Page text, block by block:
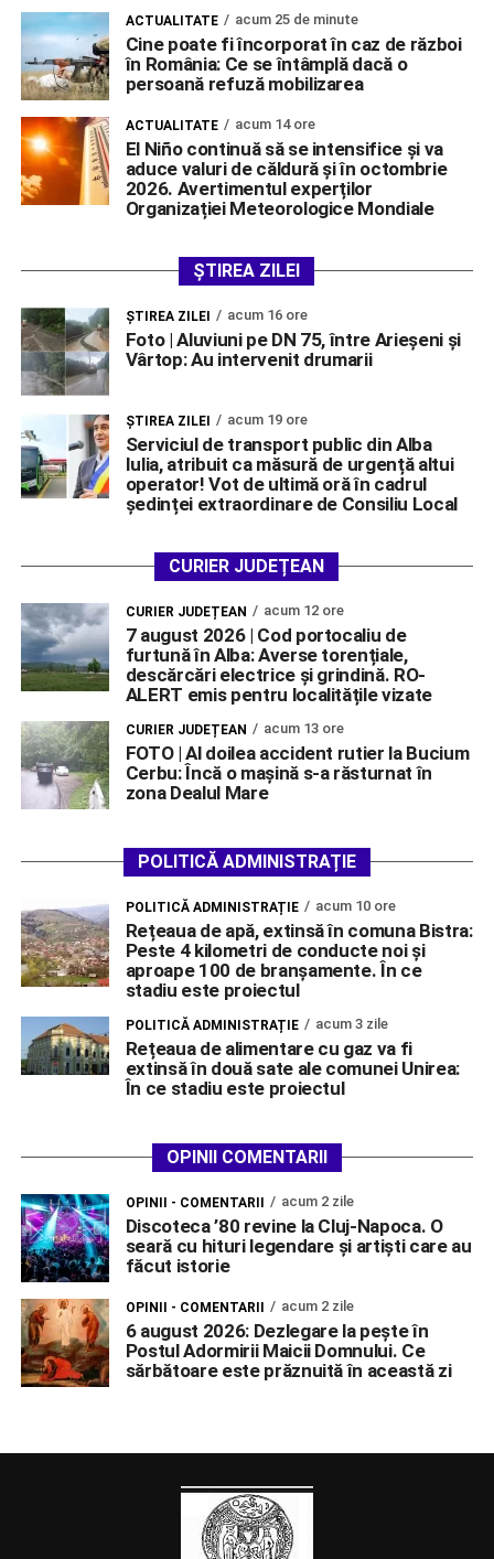
ACTUALITATE acum 25 de minute
Cine poate fi încorporat în caz de război
în România: Ce se întâmplă dacă o
persoană refuză mobilizarea
ACTUALITATE acum 14 ore
El Niño continuă să se intensifice și va
aduce valuri de căldură și în octombrie
2026. Avertimentul experților
Organizației Meteorologice Mondiale
ȘTIREA ZILEI
ŞTIREA ZILEI acum 16 ore
Foto | Aluviuni pe DN 75, între Arieșeni și
Vârtop: Au intervenit drumarii
ŞTIREA ZILEI acum 19 ore
Serviciul de transport public din Alba
Iulia, atribuit ca măsură de urgență altui
operator! Vot de ultimă oră în cadrul
ședinței extraordinare de Consiliu Local
CURIER JUDEȚEAN
CURIER JUDEȚEAN acum 12 ore
7 august 2026 | Cod portocaliu de
furtună în Alba: Averse torențiale,
descărcări electrice și grindină. RO-
ALERT emis pentru localitățile vizate
CURIER JUDEȚEAN acum 13 ore
FOTO | Al doilea accident rutier la Bucium
Cerbu: Încă o mașină s-a răsturnat în
zona Dealul Mare
POLITICĂ ADMINISTRAȚIE
POLITICĂ ADMINISTRAȚIE acum 10 ore
Rețeaua de apă, extinsă în comuna Bistra:
Peste 4 kilometri de conducte noi și
aproape 100 de branșamente. În ce
stadiu este proiectul
POLITICĂ ADMINISTRAȚIE acum 3 zile
Rețeaua de alimentare cu gaz va fi
extinsă în două sate ale comunei Unirea:
În ce stadiu este proiectul
OPINII COMENTARII
OPINII - COMENTARII acum 2 zile
Discoteca ’80 revine la Cluj-Napoca. O
seară cu hituri legendare și artiști care au
făcut istorie
OPINII - COMENTARII acum 2 zile
6 august 2026: Dezlegare la pește în
Postul Adormirii Maicii Domnului. Ce
sărbătoare este prăznuită în această zi